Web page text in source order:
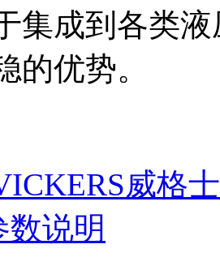
集成到各类
的优势。
威格
数说明